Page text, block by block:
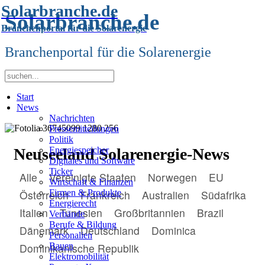
Solarbranche.de
Branchenportal für die Solarenergie
Start
News
Nachrichten
Pressemitteilungen
Politik
Energiespeicher
Digitales und Software
Ticker
Wirtschaft & Finanzen
Firmen & Produkte
Energierecht
Verbände
Berufe & Bildung
Personalien
Bauen
Elektromobilität
Solarbranche.de
Branchenportal für die Solarenergie
Neuseeland Solarenergie-News
Alle Vereinigte Staaten Norwegen
EU
Österreich
Frankreich Australien
Südafrika
Italien
Tunesien Großbritannien
Brazil
Dänemark
Deutschland
Dominica
Dominikanische Republik